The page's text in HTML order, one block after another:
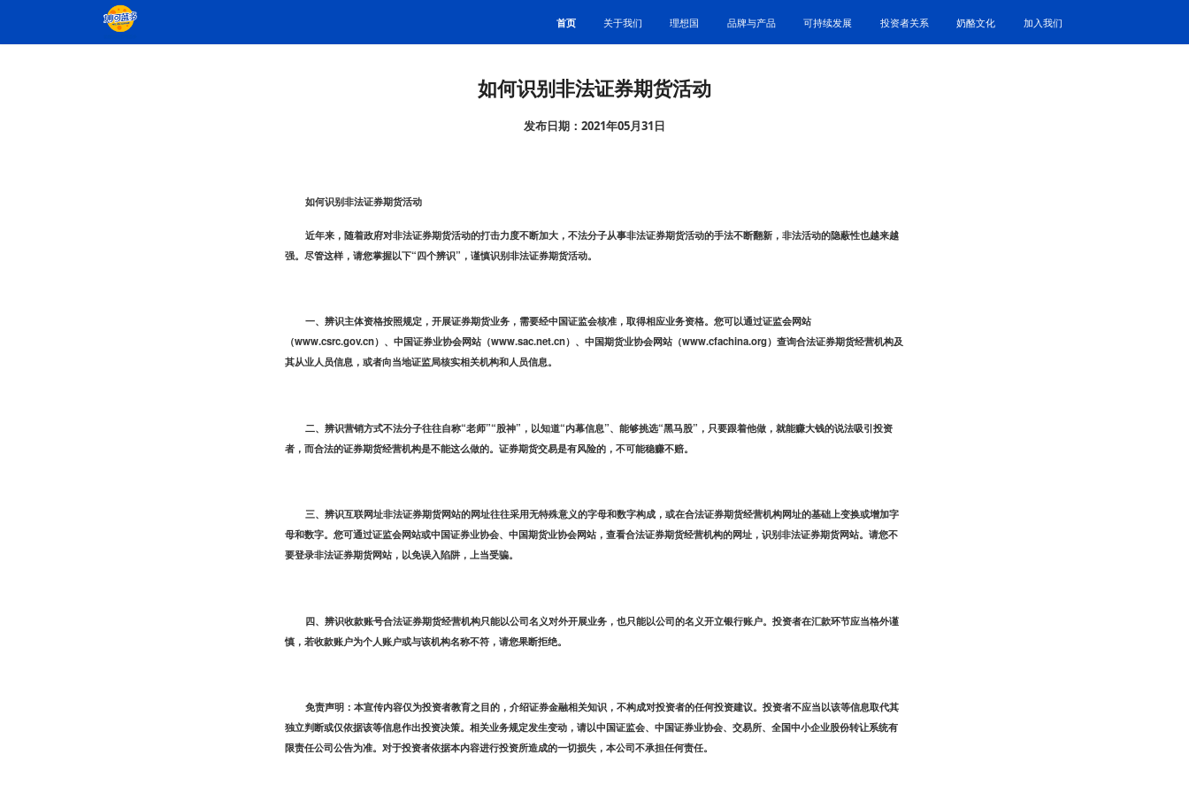
首页 关于我们 理想国 品牌与产品 可持续发展 投资者关系 奶酪文化 加入我们
如何识别非法证券期货活动
发布日期：2021年05月31日
如何识别非法证券期货活动
近年来，随着政府对非法证券期货活动的打击力度不断加大，不法分子从事非法证券期货活动的手法不断翻新，非法活动的隐蔽性也越来越
强。尽管这样，请您掌握以下“四个辨识”，谨慎识别非法证券期货活动。
一、辨识主体资格按照规定，开展证券期货业务，需要经中国证监会核准，取得相应业务资格。您可以通过证监会网站
（www.csrc.gov.cn）、中国证券业协会网站（www.sac.net.cn）、中国期货业协会网站（www.cfachina.org）查询合法证券期货经营机构及
其从业人员信息，或者向当地证监局核实相关机构和人员信息。
二、辨识营销方式不法分子往往自称“老师”“股神”，以知道“内幕信息”、能够挑选“黑马股”，只要跟着他做，就能赚大钱的说法吸引投资
者，而合法的证券期货经营机构是不能这么做的。证券期货交易是有风险的，不可能稳赚不赔。
三、辨识互联网址非法证券期货网站的网址往往采用无特殊意义的字母和数字构成，或在合法证券期货经营机构网址的基础上变换或增加字
母和数字。您可通过证监会网站或中国证券业协会、中国期货业协会网站，查看合法证券期货经营机构的网址，识别非法证券期货网站。请您不
要登录非法证券期货网站，以免误入陷阱，上当受骗。
四、辨识收款账号合法证券期货经营机构只能以公司名义对外开展业务，也只能以公司的名义开立银行账户。投资者在汇款环节应当格外谨
慎，若收款账户为个人账户或与该机构名称不符，请您果断拒绝。
免责声明：本宣传内容仅为投资者教育之目的，介绍证券金融相关知识，不构成对投资者的任何投资建议。投资者不应当以该等信息取代其
独立判断或仅依据该等信息作出投资决策。相关业务规定发生变动，请以中国证监会、中国证券业协会、交易所、全国中小企业股份转让系统有
限责任公司公告为准。对于投资者依据本内容进行投资所造成的一切损失，本公司不承担任何责任。